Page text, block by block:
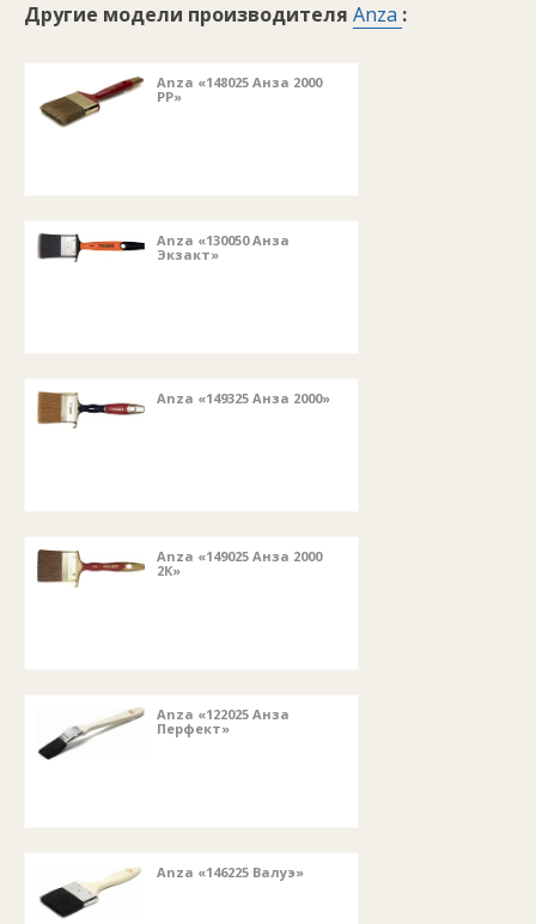
Другие модели производителя Anza :
Anza «148025 Анза 2000
РР»
Anza «130050 Анза
Экзакт»
Anza «149325 Анза 2000»
Anza «149025 Анза 2000
2К»
Anza «122025 Анза
Перфект»
Anza «146225 Валуэ»